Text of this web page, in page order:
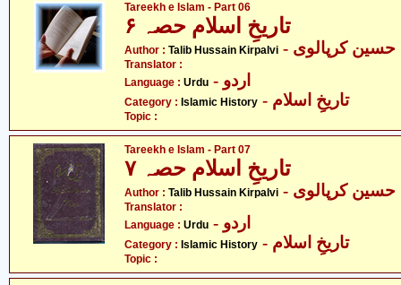
Tareekh e Islam - Part 06
تاریخِ اسلام حصہ ۶
Author : Talib Hussain Kirpalvi حسین کرپالوی
Translator :
Language : Urdu - اردو
Category : Islamic History - تاریخِ اسلام
Topic :
Tareekh e Islam - Part 07
تاریخِ اسلام حصہ ۷
Author : Talib Hussain Kirpalvi حسین کرپالوی
Translator :
Language : Urdu - اردو
Category : Islamic History - تاریخِ اسلام
Topic :